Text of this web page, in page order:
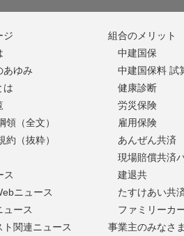
ジ
あゆみ
は
領（全文）
約（抜粋）
ス
ニュース
ュース
ト関連ニュース
組合のメリット
中建国保
中建国保料 試
健康診断
労災保険
雇用保険
あんぜん共済
現場賠償共済
建退共
たすけあい共
ファミリーカ
事業主のみなさ